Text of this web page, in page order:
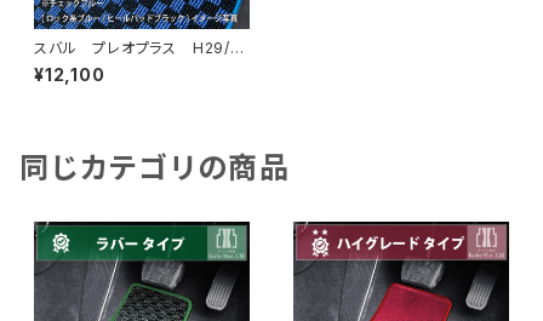
スバル プレオプラス H29/
5〜 LA350/360F フロアマ
ット一式 カーマット スタンダ
¥12,100
同じカテゴリの商品